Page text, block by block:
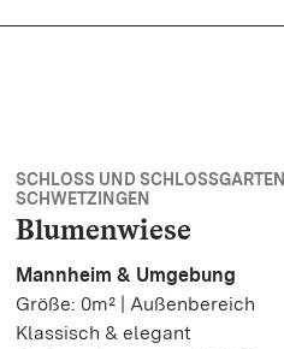
SCHLOSS UND SCHLOSSGARTEN
SCHWETZINGEN
Blumenwiese
Mannheim & Umgebung
Größe: 0m² | Außenbereich
Klassisch & elegant